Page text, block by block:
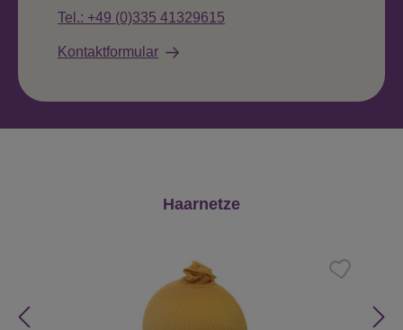
Tel.: +49 (0)335 41329615
Kontaktformular
Produktgalerie überspringen
Haarnetze